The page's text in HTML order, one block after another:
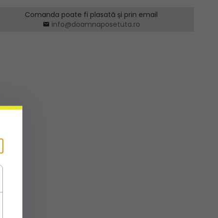
Comanda poate fi plasată și prin email
info@doamnaposetuta.ro